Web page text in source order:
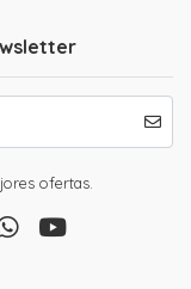
ofertas.